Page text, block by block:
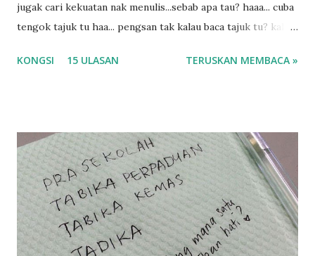
jugak cari kekuatan nak menulis...sebab apa tau? haaa... cuba
tengok tajuk tu haa... pengsan tak kalau baca tajuk tu? kalau
tau? yang sebut tu anak aku....diulangi ANAK AKU ....adoiiii
balik keja aku ajak la shah singgah Giant beli barang
sikit...dalam perjalanan dari dalam kereta tu biasalah kan
kami memang akan pimpin anak-anak jalan sampai masuk
dalam... dan kebiasanya bagi anak 4 macam kami ni bahagi-
bahagi lah siapa nak pimpin siapa... dan biasanya aku akan
dukung adik hadi sambil pimpin kakak husna... yang abg
KONGSI 15 ULASAN TERUSKAN MEMBACA »